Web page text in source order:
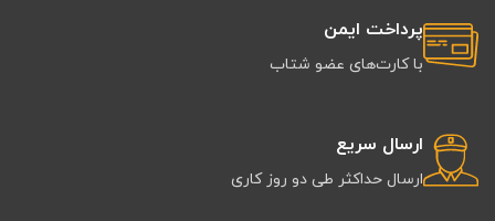
پرداخت ایمن
با کارت‌های عضو شتاب
ارسال سریع
ارسال حداکثر طی دو روز کاری